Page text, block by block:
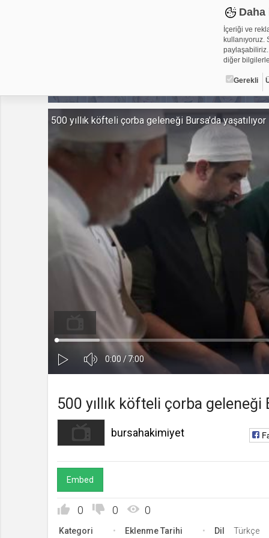
İçeriği ve
kullanıyoruz.
paylaşabiliriz.
diğer
Gerekli
Çerez
Çerezler,
metin
alanlar için
Gerekli
Kapa
Süre
0:00/ Toplam
7:00
Yüklendi:
Yükleniyor:
bursahakimiyet
500 yıllık köfteli çorba geleneği Bursa'da yaşatılıyor
500 yıllık köfteli çorba geleneği
bursahakimiyet
Embed
0 0 0
Kategori Eklenme Tarihi Dil Türkçe